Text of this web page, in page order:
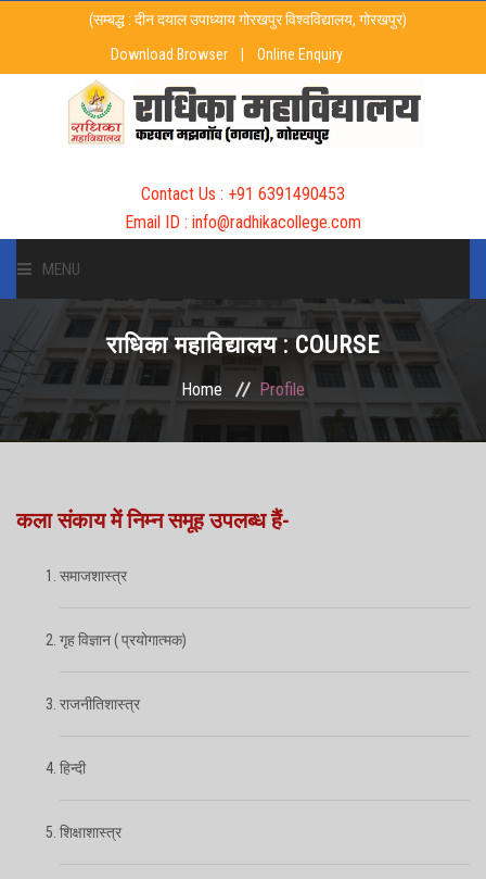
(सम्बद्ध : दीन दयाल उपाध्याय गोरखपुर विश्वविद्यालय, गोरखपुर)
Download Browser
Online Enquiry
Contact Us : +91 6391490453
Email ID : info@radhikacollege.com
MENU
ABOUT
COURSES
ADMISSION
FACILITIES
ACADEMIC
राधिका महाविद्यालय : COURSE
Home Profile
कला संकाय में निम्न समूह उपलब्ध हैं-
समाजशास्त्र
गृह विज्ञान ( प्रयोगात्मक)
राजनीतिशास्त्र
हिन्दी
शिक्षाशास्त्र